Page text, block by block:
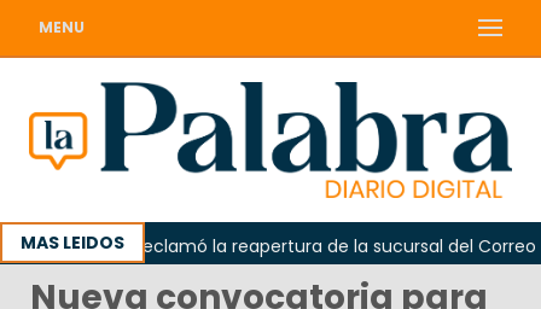
MENU
MAS LEIDOS
Odarda reclamó la reapertura de la sucursal del Correo
Nueva convocatoria para